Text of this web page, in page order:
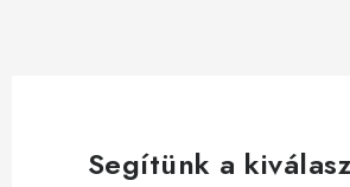
Segítünk a